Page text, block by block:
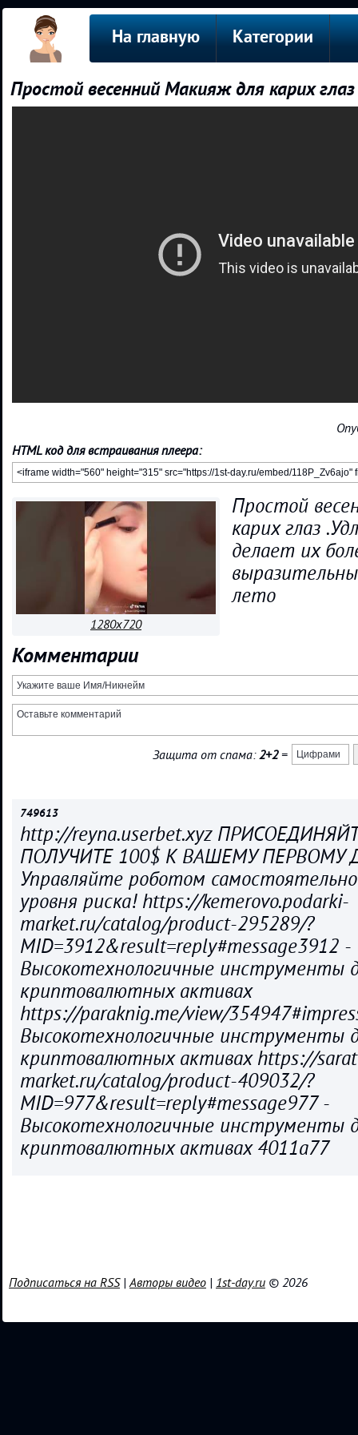
На главную Категории
Простой весенний Макияж для карих глаз
HTML код для встраивания плеера:
1280x720
Простой
карих глаз
делает их
лето
Комментарии
Защита от спама:2+2=
749613
http://reyna.userbet.xyz
ПОЛУЧИТЕ 100$ К ВАШЕМУ ПЕРВОМУ
Управляйте роботом
уровня риска! https://kemerovo.podarki-
market.ru/catalog/product-295289/?
MID=3912&result=reply#message3912 -
Высокотехнологичные инструменты
криптовалютных активах
https://paraknig.me/view/
Высокотехнологичные инструменты
криптовалютных активах https://
market.ru/catalog/product-409032/?
MID=977&result=reply#message977 -
Высокотехнологичные инструменты
криптовалютных активах 4011a77
Подписаться на RSS|Авторы видео | 1st-day.ru © 2026